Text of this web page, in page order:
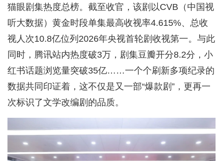
猫眼剧集热度总榜。截至收官，该剧以CVB（中国视
听大数据）黄金时段单集最高收视率4.615%、总收
视人次10.8亿位列2026年央视首轮剧收视第一。与此
同时，腾讯站内热度破3万，剧集豆瓣开分8.2分，小
红书话题浏览量突破35亿……一个个刷新多项纪录的
数据共同印证着，这不仅是又一部“爆款剧”，更再一
次标识了文学改编剧的品质。